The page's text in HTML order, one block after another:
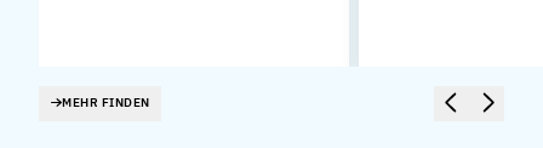
MEHR FINDEN